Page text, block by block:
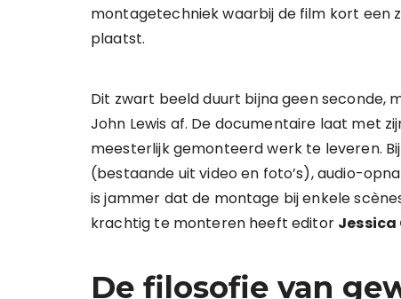
montagetechniek waarbij de film kort een
plaatst.
Dit zwart beeld duurt bijna geen seconde,
John Lewis af. De documentaire laat met
meesterlijk gemonteerd werk te leveren.
(bestaande uit video en foto’s), audio-
is jammer dat de montage bij enkele
krachtig te monteren heeft editor Jessica
De filosofie van